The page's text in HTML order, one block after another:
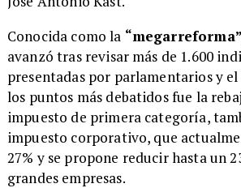
Conocida como la “megarreforma”
avanzó tras revisar más de 1.600
presentadas por parlamentarios y el
los puntos más debatidos fue la
impuesto de primera categoría,
impuesto corporativo, que
27% y se propone reducir hasta un
grandes empresas.